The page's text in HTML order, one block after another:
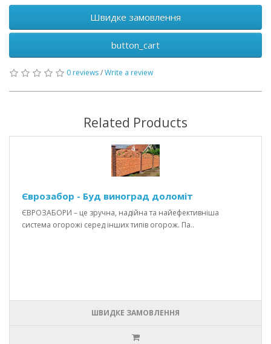
Швидке замовлення
button_cart
0 reviews/Write a review
Related Products
Єврозабор - Буд виноград доломіт
ЄВРОЗАБОРИ – це зручна, надійна та найефективніша
система огорожі серед інших типів огорож. Па..
ШВИДКЕ ЗАМОВЛЕННЯ